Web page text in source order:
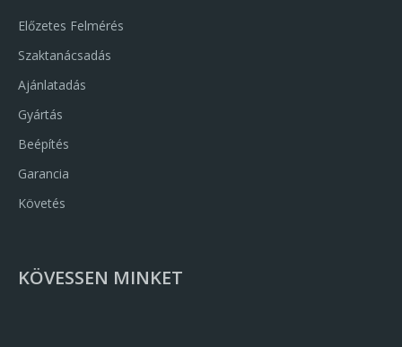
Előzetes Felmérés
Szaktanácsadás
Ajánlatadás
Gyártás
Beépítés
Garancia
Követés
KÖVESSEN MINKET